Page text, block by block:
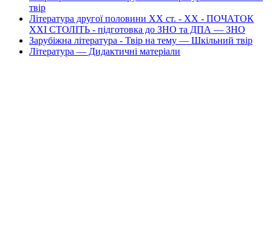
твір
Література другої половини XX ст. - XX - ПОЧАТОК
XXI СТОЛІТЬ - підготовка до ЗНО та ДПА — ЗНО
Зарубіжна література - Твір на тему — Шкільний твір
Література — Дидактичні матеріали